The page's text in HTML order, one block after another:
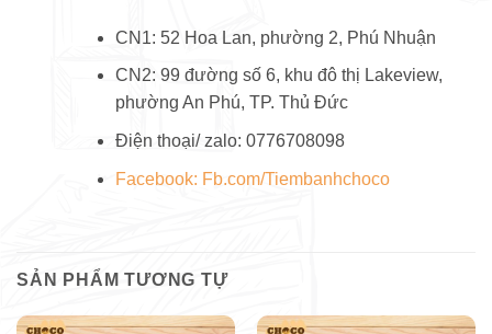
CN1: 52 Hoa Lan, phường 2, Phú Nhuận
CN2: 99 đường số 6, khu đô thị Lakeview,
phường An Phú, TP. Thủ Đức
Điện thoại/ zalo: 0776708098
Facebook: Fb.com/Tiembanhchoco
SẢN PHẨM TƯƠNG TỰ